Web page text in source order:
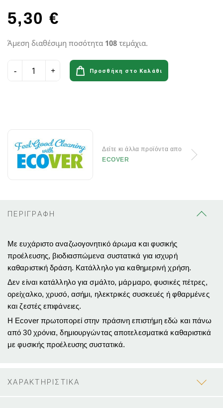
5,30 €
Άμεση διαθέσιμη ποσότητα 108 τεμάχια.
Προσθήκη στο Καλάθι
Δείτε κι άλλα προϊόντα απο
ECOVER
ΠΕΡΙΓΡΑΦΗ
Με ευχάριστο αναζωογονητικό άρωμα και φυσικής
προέλευσης, βιοδιασπώμενα συστατικά για ισχυρή
καθαριστική δράση. Κατάλληλο για καθημερινή χρήση.
Δεν είναι κατάλληλο για σμάλτο, μάρμαρο, φυσικές πέτρες,
ορείχαλκο, χρυσό, ασήμι, ηλεκτρικές συσκευές ή φθαρμένες
και ζεστές επιφάνειες.
Η Ecoverπρωτοπορεί στην πράσινη επιστήμη εδώ και πάνω
από 30 χρόνια, δημιουργώντας αποτελεσματικά καθαριστικά
με φυσικής προέλευσης συστατικά.
ΧΑΡΑΚΤΗΡΙΣΤΙΚΑ